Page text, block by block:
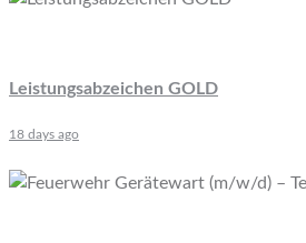
Leistungsabzeichen GOLD
18 days ago